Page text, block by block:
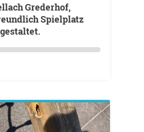
Spielplatz
gestaltet.